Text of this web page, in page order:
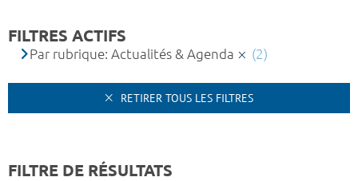
FILTRES ACTIFS
Par rubrique: Actualités & Agenda (2)
RETIRER TOUS LES FILTRES
FILTRE DE RÉSULTATS